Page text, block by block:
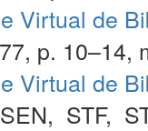
Virtual de
p. 10–14,
Virtual de
SEN, STF,